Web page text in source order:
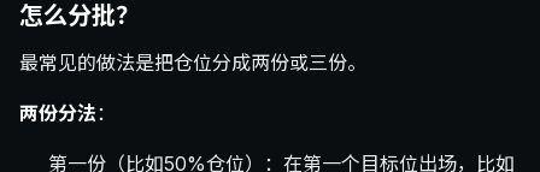
怎么分批？
最常见的做法是把仓位分成两份或三份。
两份分法：
第一份（比如50%仓位）：在第一个目标位出场，比如